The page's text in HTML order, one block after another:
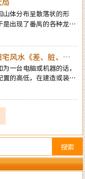
搜索
两大亮点值得观瞻：
理念。二、“开门迎龙
体分布呈散落状的形
出现了番禺的各种龙脉
楚，番禺风水格局的正
番禺的龙脉来源及风水
看水的正诀，先从广州
理结构入手，再从番禺
的风水格局作出正确的
风水《差、脏、
一台电脑或机器的话，
的高低，在建造或装修
及软件是否匹配，而后
正确归纳及卫生是否整
维护一样，从而，住宅
规划正确符合风水理念
究环境的干净卫生及空
，因居住风水环境脏乱